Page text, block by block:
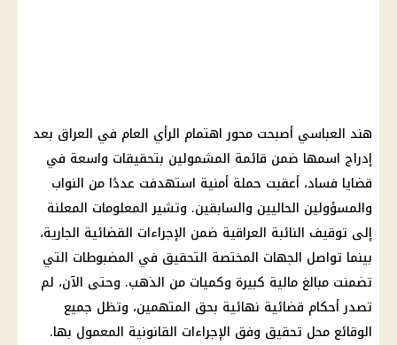
هند العباسي أصبحت محور اهتمام الرأي العام في العراق بعد
إدراج اسمها ضمن قائمة المشمولين بتحقيقات واسعة في
قضايا فساد، أعقبت حملة أمنية استهدفت عددًا من النواب
والمسؤولين الحاليين والسابقين. وتشير المعلومات المعلنة
إلى توقيف النائبة العراقية ضمن الإجراءات القضائية الجارية،
بينما تواصل الجهات المختصة التحقيق في المضبوطات التي
تضمنت مبالغ مالية كبيرة وكميات من الذهب. وحتى الآن، لم
تصدر أحكام قضائية نهائية بحق المتهمين، وتظل جميع
الوقائع محل تحقيق وفق الإجراءات القانونية المعمول بها.